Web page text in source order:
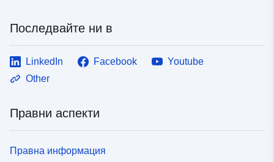
Последвайте ни в
LinkedIn Facebook
Youtube
Other
Правни аспекти
Правна информация